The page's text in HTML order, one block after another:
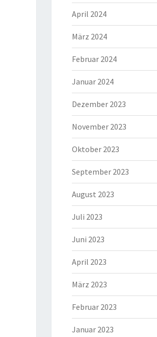
April 2024
März 2024
Februar 2024
Januar 2024
Dezember 2023
November 2023
Oktober 2023
September 2023
August 2023
Juli 2023
Juni 2023
April 2023
März 2023
Februar 2023
Januar 2023